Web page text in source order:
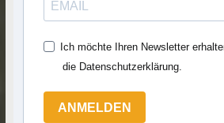
Ich möchte Ihren Newsletter
die Datenschutzerklärung.
ANMELDEN